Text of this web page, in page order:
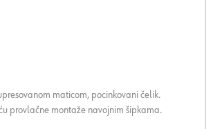
maticom, pocinkovani čelik.
provlačne montaže navojnim šipkama.